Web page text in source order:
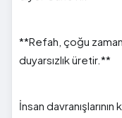
**Refah, çoğu zaman
duyarsızlık üretir.**
İnsan